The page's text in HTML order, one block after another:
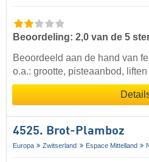
Beoordeling: 2,0 van de 5
Beoordeeld aan de hand van
o.a.: grootte, pisteaanbod, liften
4525. Brot-Plamboz
Europa Zwitserland Espace Mittelland